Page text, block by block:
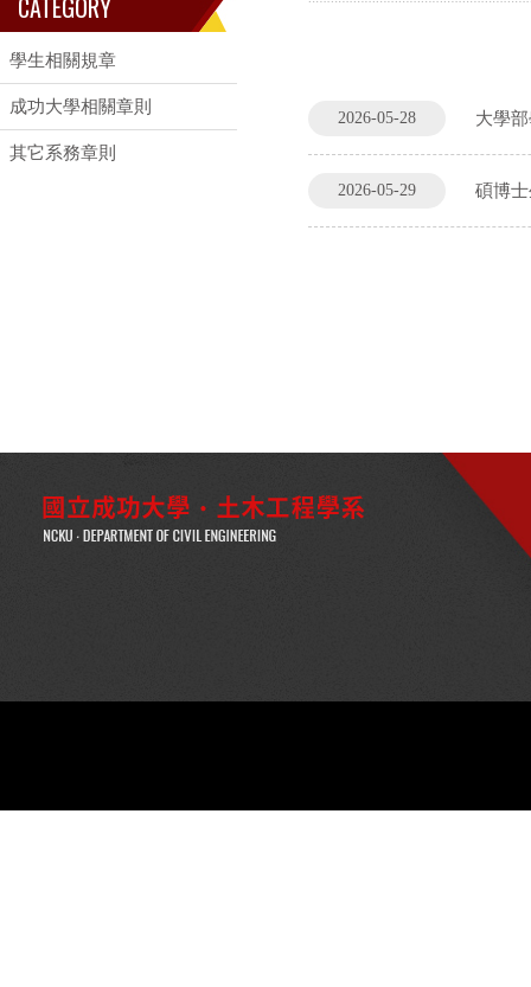
CATEGORY
學生相關規章
成功大學相關章則
其它系務章則
2026-05-28 大學
2026-05-29 碩博